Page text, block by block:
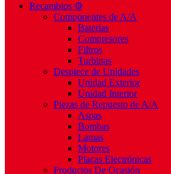
Recambios ⚙️
Componentes de A/A
Baterías
Compresores
Filtros
Turbinas
Despiece de Unidades
Unidad Exterior
Unidad Interior
Piezas de Repuesto de A/A
Aspas
Bombas
Lamas
Motores
Placas Electrónicas
Productos De Ocasión